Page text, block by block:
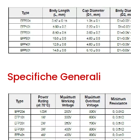
Specifiche Generali